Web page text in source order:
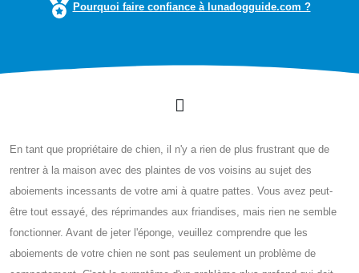
Pourquoi faire confiance à lunadogguide.com ?
En tant que propriétaire de chien, il n'y a rien de plus frustrant que de
rentrer à la maison avec des plaintes de vos voisins au sujet des
aboiements incessants de votre ami à quatre pattes. Vous avez peut-
être tout essayé, des réprimandes aux friandises, mais rien ne semble
fonctionner. Avant de jeter l'éponge, veuillez comprendre que les
aboiements de votre chien ne sont pas seulement un problème de